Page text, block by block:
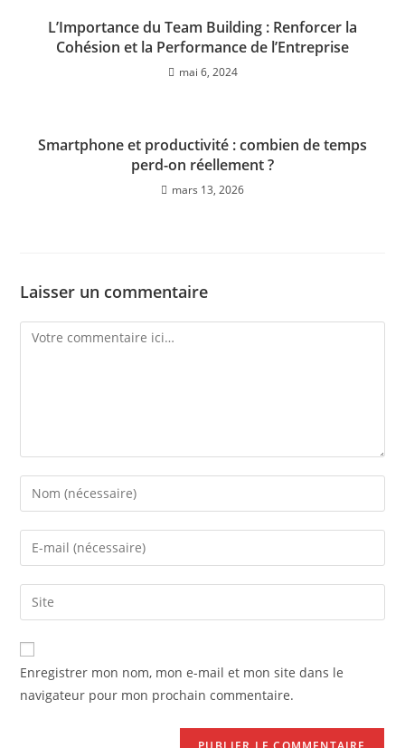
L’Importance du Team Building : Renforcer la
Cohésion et la Performance de l’Entreprise
mai 6, 2024
Smartphone et productivité : combien de temps
perd-on réellement ?
mars 13, 2026
Laisser un commentaire
Enregistrer mon nom, mon e-mail et mon site dans le
navigateur pour mon prochain commentaire.